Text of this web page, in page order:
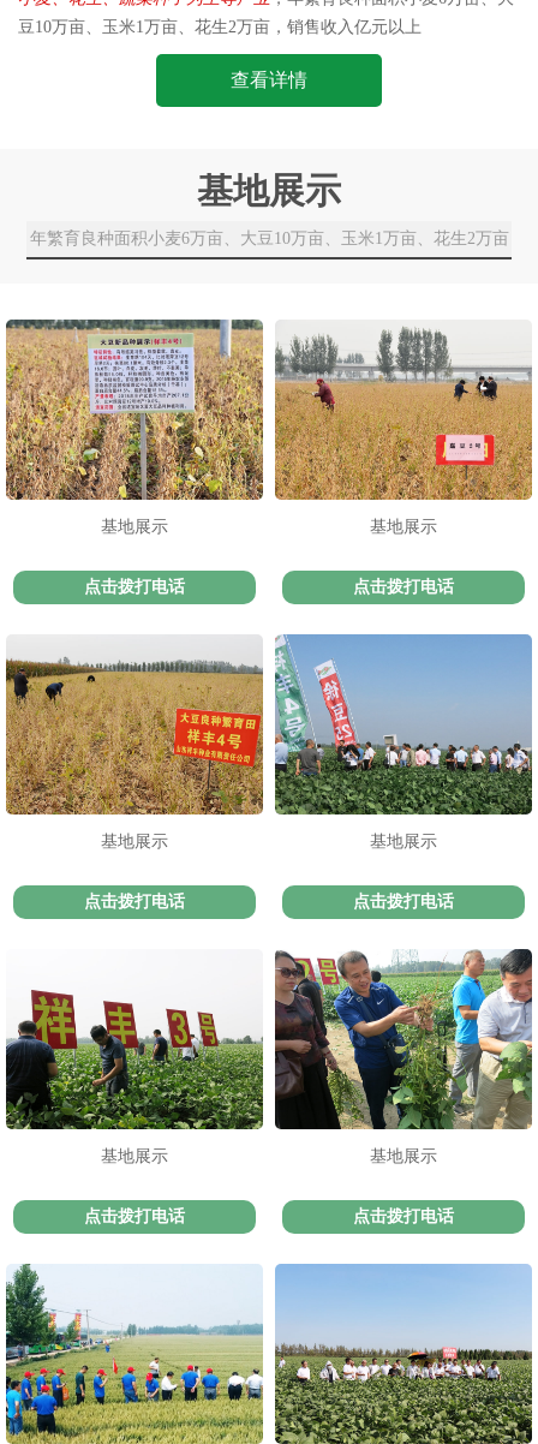
豆10万亩、玉米1万亩、花生2万亩，销售收入亿元以上
查看详情
基地展示
年繁育良种面积小麦6万亩、大豆10万亩、玉米1万亩、花生2万亩
基地展示
点击拨打电话
基地展示
点击拨打电话
基地展示
点击拨打电话
基地展示
点击拨打电话
基地展示
点击拨打电话
基地展示
点击拨打电话